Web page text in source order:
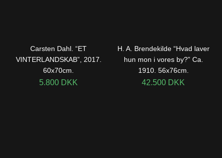
Carsten Dahl. “ET
VINTERLANDSKAB”, 2017.
60x70cm.
5.800 DKK
H. A. Brendekilde “Hvad laver
hun mon i vores by?” Ca.
1910. 56x76cm.
42.500 DKK